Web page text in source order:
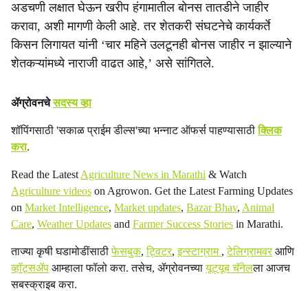
अडचणी लक्षात घेऊन खरीप हंगामातील बोनस तातडीने जाहीर
करावा, अशी मागणी केली आहे. तर शेतकरी संघटनेचे कार्यकर्ते
किसन लिगायत यांनी ‘चार महिने उलटूनही बोनस जाहीर न झाल्याने
शेतकऱ्यांमध्ये नाराजी वाढत आहे,’ असे सांगितले.
ॲग्रोवनचेसदस्य व्हा
शॉपिंगसाठी 'सकाळ प्राईम डील्स'च्या भन्नाट ऑफर्स पाहण्यासाठीक्लिक
करा.
Read the Latest Agriculture News in Marathi & Watch
Agriculture videos on Agrowon. Get the Latest Farming Updates
on Market Intelligence, Market updates, Bazar Bhav, Animal
Care, Weather Updates and Farmer Success Stories in Marathi.
ताज्या कृषी घडामोडींसाठीफेसबुक,ट्विटर,इन्स्टाग्राम ,टेलिग्रामवरआणि
व्हॉट्सॲप आम्हाला फॉलो करा. तसेच, ॲग्रोवनच्यायूट्यूब चॅनेलला आजच
सबस्क्राइब करा.